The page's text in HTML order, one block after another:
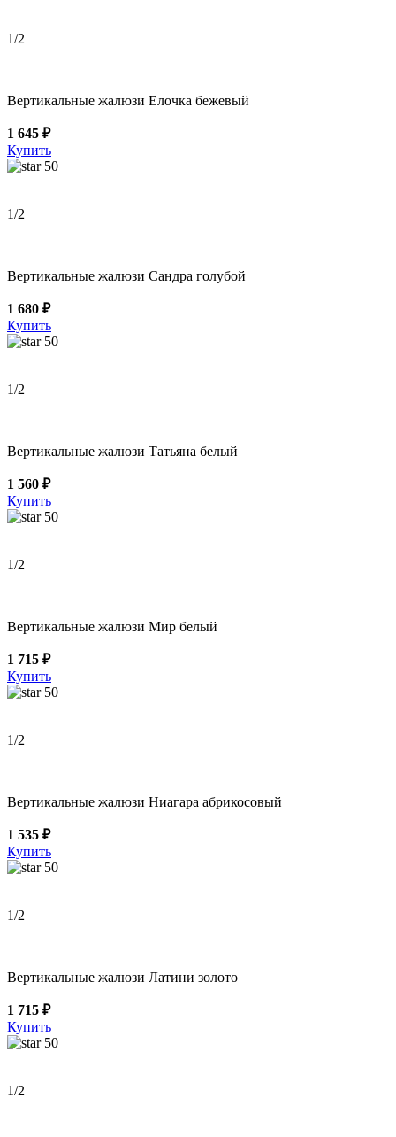
1/2
Вертикальные жалюзи Елочка бежевый
1 645 ₽
Купить
50
1/2
Вертикальные жалюзи Сандра голубой
1 680 ₽
Купить
50
1/2
Вертикальные жалюзи Татьяна белый
1 560 ₽
Купить
50
1/2
Вертикальные жалюзи Мир белый
1 715 ₽
Купить
50
1/2
Вертикальные жалюзи Ниагара абрикосовый
1 535 ₽
Купить
50
1/2
Вертикальные жалюзи Латини золото
1 715 ₽
Купить
50
1/2